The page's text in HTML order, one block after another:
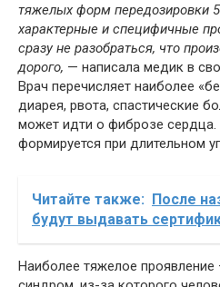
тяжелых форм передозировки
характерные и специфичные
сразу не разобраться, что
дорого, — написала медик в
Врач перечисляет наиболее
диарея, рвота, спастические
может идти о фиброзе
формируется при длительном
Читайте также: После
будут выдавать
Наиболее тяжелое